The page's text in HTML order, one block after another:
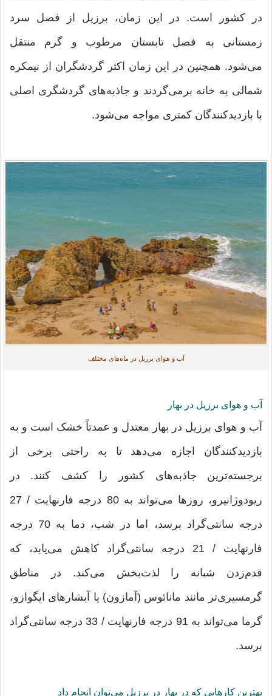
در کشور است. در این زمان، برزیل از فصل سرد
زمستانی به فصل تابستان مرطوب و گرم منتقل
می‌شود. همچنین در این زمان اکثر گردشگران از نیمکره
شمالی به خانه برمی‌گردند و جاذبه‌های گردشگری اصلی
با بازدیدکنندگان کمتری مواجه می‌شود.
آب و هوای برزیل در ماه‌های مختلف
آب و هوای برزیل در بهار
آب و هوای برزیل در بهار معتدل و عمدتاً خشک است و به
بازدیدکنندگان اجازه می‌دهد تا به راحتی برخی از
برجسته‌ترین جاذبه‌های کشور را کشف کنند. در
ریودوژانیرو، روزها می‌تواند به 80 درجه فارنهایت / 27
درجه سانتی‌گراد برسد، اما در شب، دما به 70 درجه
فارنهایت / 21 درجه سانتی‌گراد کاهش می‌یابد، که
قدم‌زدن شبانه را لذت‌بخش می‌کند. در مناطق
گرمسیری‌تر مانند مانائوس (آمازون) یا آبشارهای ایگوازو،
گرما می‌تواند به 91 درجه فارنهایت / 33 درجه سانتی‌گراد
برسد.
بهترین کارهایی که در بهار در برزیل می‌توان انجام داد